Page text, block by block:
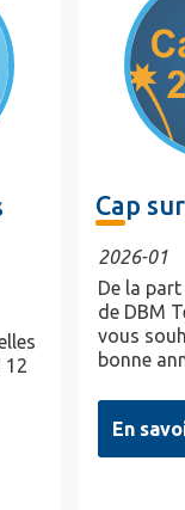
12
Cap
2026-01
De la
de DBM
vous
bonne
En